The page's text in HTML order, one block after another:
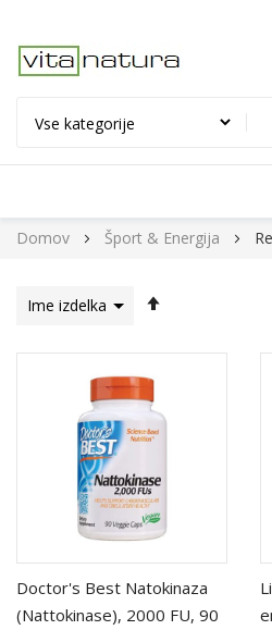
Preskoči
Domov Šport & Energija
smer
Doctor's Best Natokinaza
(Nattokinase), 2000 FU, 90